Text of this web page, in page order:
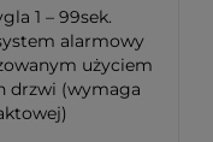
1 – 99sek.
alarmowy
użyciem
drzwi (wymaga